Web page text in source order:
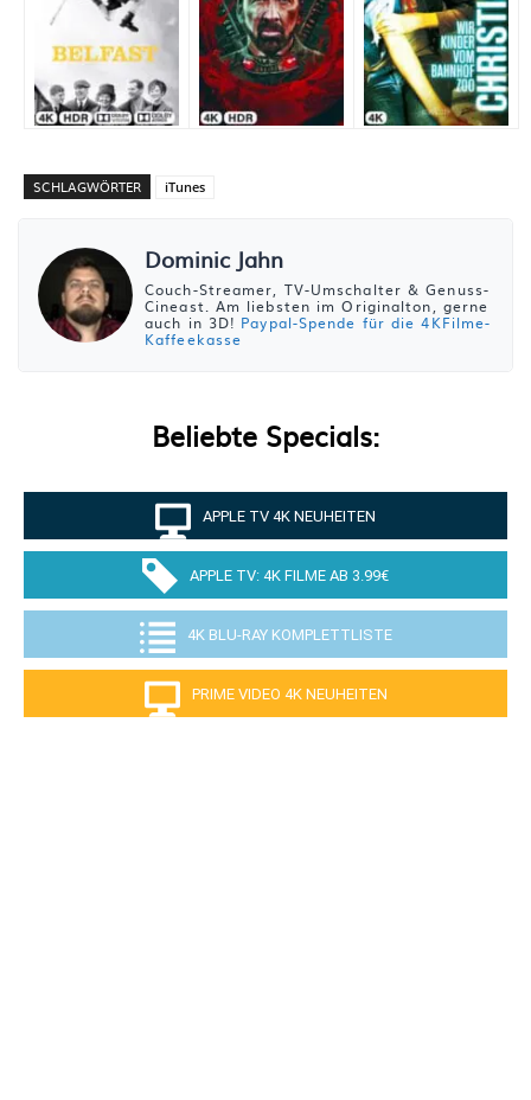
SCHLAGWÖRTER iTunes
Dominic Jahn
Couch-Streamer, TV-Umschalter & Genuss-
Cineast. Am liebsten im Originalton, gerne
auch in 3D! Paypal-Spende für die 4KFilme-
Kaffeekasse
Beliebte Specials:
APPLE TV 4K NEUHEITEN
APPLE TV: 4K FILME AB 3.99€
4K BLU-RAY KOMPLETTLISTE
PRIME VIDEO 4K NEUHEITEN